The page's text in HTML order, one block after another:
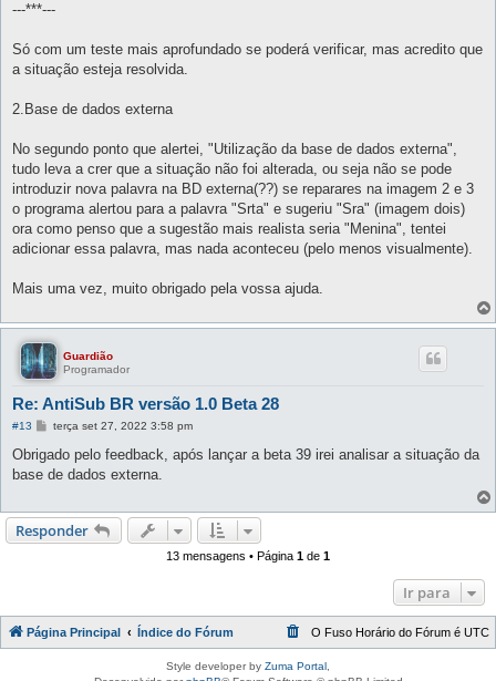
---***---
Só com um teste mais aprofundado se poderá verificar, mas acredito que
a situação esteja resolvida.
2.Base de dados externa
No segundo ponto que alertei, "Utilização da base de dados externa",
tudo leva a crer que a situação não foi alterada, ou seja não se pode
introduzir nova palavra na BD externa(??) se reparares na imagem 2 e 3
o programa alertou para a palavra "Srta" e sugeriu "Sra" (imagem dois)
ora como penso que a sugestão mais realista seria "Menina", tentei
adicionar essa palavra, mas nada aconteceu (pelo menos visualmente).
Mais uma vez, muito obrigado pela vossa ajuda.
Guardião
Programador
Re: AntiSub BR versão 1.0 Beta 28
#13
M
n
a
m
terça set 27, 2022 3:58 pm
Obrigado pelo feedback, após lançar a beta 39 irei analisar a situação da
base de dados externa.
Responder
13 mensagens • Página 1 de 1
Ir para
Página Principal Índice do Fórum O Fuso Horário do Fórum é UTC
Style developer by Zuma Portal